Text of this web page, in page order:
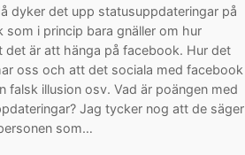
dyker det upp statusuppdateringar på
som i princip bara gnäller om hur
det är att hänga på facebook. Hur det
oss och att det sociala med facebook
falsk illusion osv. Vad är poängen med
Jag tycker nog att de säger
som…